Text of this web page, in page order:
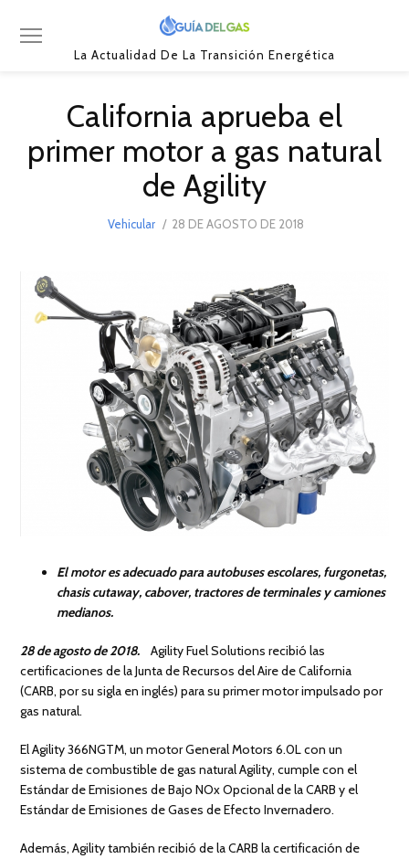
La Actualidad De La Transición Energética
California aprueba el
primer motor a gas natural
de Agility
Vehicular
POSTED
28 DE AGOSTO DE 2018
El motor es adecuado para autobuses escolares, furgonetas,
chasis cutaway, cabover, tractores de terminales y camiones
medianos.
28 de agosto de 2018. Agility Fuel Solutions recibió las
certificaciones de la Junta de Recursos del Aire de California
(CARB, por su sigla en inglés) para su primer motor impulsado por
gas natural.
El Agility 366NGTM, un motor General Motors 6.0L con un
sistema de combustible de gas natural Agility, cumple con el
Estándar de Emisiones de Bajo NOx Opcional de la CARB y el
Estándar de Emisiones de Gases de Efecto Invernadero.
Además, Agility también recibió de la CARB la certificación de